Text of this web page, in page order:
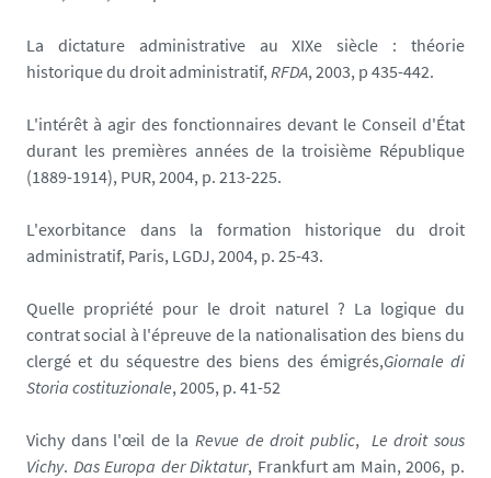
La dictature administrative au XIXe siècle : théorie
historique du droit administratif,RFDA, 2003, p 435-442.
L'intérêt à agir des fonctionnaires devant le Conseil d'État
durant les premières années de la troisième République
(1889-1914), PUR, 2004, p. 213-225.
L'exorbitance dans la formation historique du droit
administratif, Paris, LGDJ, 2004, p. 25-43.
Quelle propriété pour le droit naturel ? La logique du
contrat social à l'épreuve de la nationalisation des biens du
clergé et du séquestre des biens des émigrés,Giornale di
Storia costituzionale, 2005, p. 41-52
Vichy dans l'œil de la Revue de droit public, Le droit sous
Vichy. Das Europa der Diktatur, Frankfurt am Main, 2006, p.